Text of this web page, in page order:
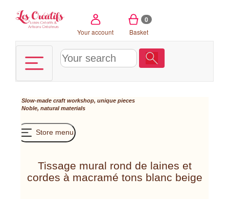
Your account
0
Basket
Slow-made craft workshop, unique pieces
Noble, natural materials
Store menu
Tissage mural rond de laines et
cordes à macramé tons blanc beige